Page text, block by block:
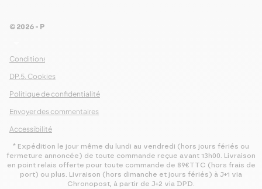
Conditions Générales de Ventes
DP.5. Cookies
Politique de confidentialité
Envoyer des commentaires
Accessibilité
© 2026 - Pour Les Gourmets
* Expédition le jour même du lundi au vendredi (hors jours fériés ou
fermeture annoncée) de toute commande reçue avant 13h00. Livraison
en point relais offerte pour toute commande de 89€TTC (hors frais de
port) ou plus. Livraison (hors dimanche et jours fériés) à J+1 via
Chronopost, à partir de J+2 via DPD.